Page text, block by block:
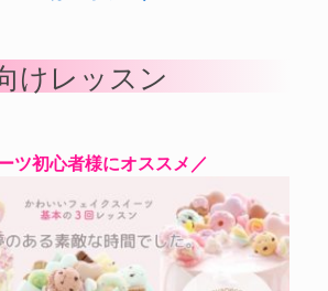
けレッスン
ツ初心者様にオススメ／